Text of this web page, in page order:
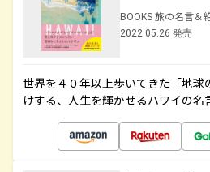
BOOKS 旅の名言＆
2022.05.26 発売
世界を４０年以上歩いてきた「地球
けする、人生を輝かせるハワイの名